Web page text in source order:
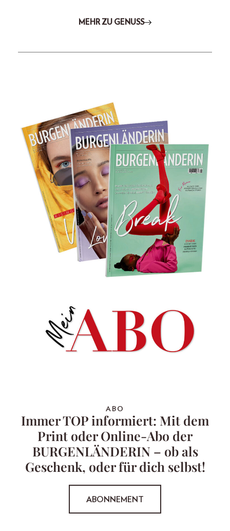
MEHR ZU GENUSS
ABO
Immer TOP informiert: Mit dem
Print oder Online-Abo der
BURGENLÄNDERIN – ob als
Geschenk, oder für dich selbst!
ABONNEMENT